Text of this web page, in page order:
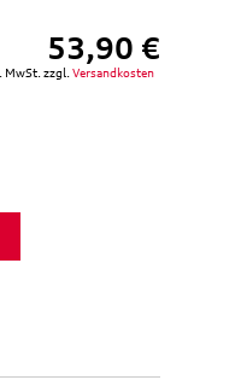
53,90 €
MwSt. zzgl. Versandkosten